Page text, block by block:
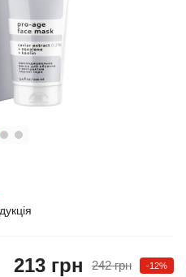
242 грн -12%
213 грн